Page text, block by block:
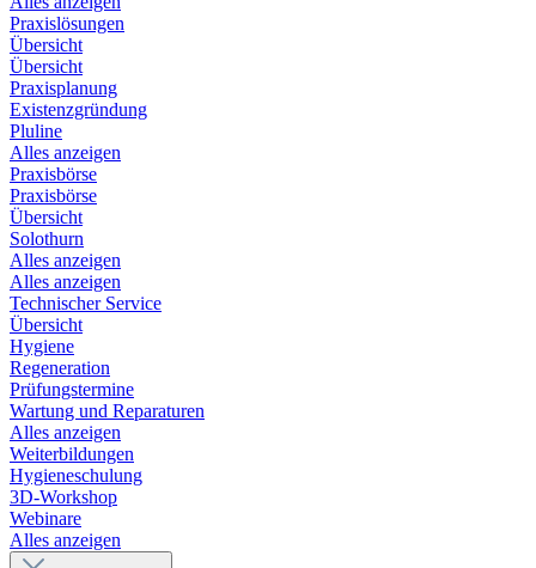
Praxislösungen
Übersicht
Übersicht
Praxisplanung
Existenzgründung
Pluline
Alles anzeigen
Praxisbörse
Praxisbörse
Übersicht
Solothurn
Alles anzeigen
Alles anzeigen
Technischer Service
Übersicht
Hygiene
Regeneration
Prüfungstermine
Wartung und Reparaturen
Alles anzeigen
Weiterbildungen
Hygieneschulung
3D-Workshop
Webinare
Alles anzeigen